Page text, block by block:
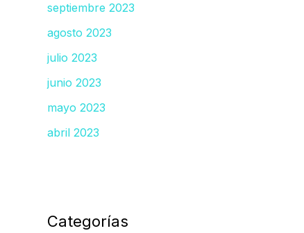
septiembre 2023
agosto 2023
julio 2023
junio 2023
mayo 2023
abril 2023
Categorías